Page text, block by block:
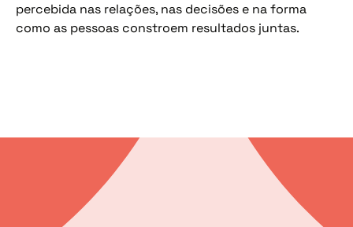
percebida nas relações, nas decisões e na forma
como as pessoas constroem resultados juntas.